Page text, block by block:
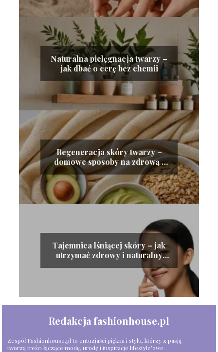
Naturalna pielęgnacja twarzy –
jak dbać o cerę bez chemii
Regeneracja skóry twarzy –
domowe sposoby na zdrową i
odżywioną cerę
Tajemnica lśniącej skóry – jak
utrzymać zdrowy i naturalny
Redakcja fashionhouse.pl
Zespół Fashionhouse.pl to entuzjaści piękna i stylu, którzy z pasją
tworzą treści łączące modę, urodę i inspiracje lifestyle’owe.